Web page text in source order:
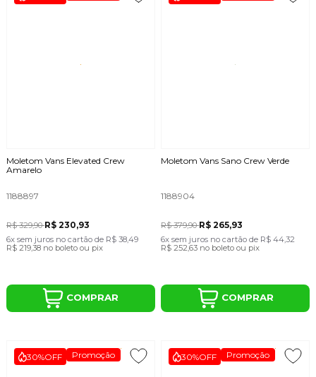
Moletom Vans Elevated Crew
Amarelo
1188897
R$ 329,90R$ 230,93
6x sem juros no cartãode R$ 38,49
R$ 219,38 no boleto ou pix
COMPRAR
Moletom Vans Sano Crew Verde
1188904
R$ 379,90R$ 265,93
6x sem juros no cartão de R$ 44,32
R$ 252,63 no boleto ou pix
COMPRAR
30%OFF Promoção 30%OFF Promoção